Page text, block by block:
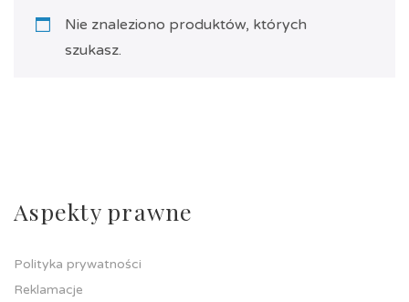
Nie znaleziono produktów, których
szukasz.
Aspekty prawne
Polityka prywatności
Reklamacje